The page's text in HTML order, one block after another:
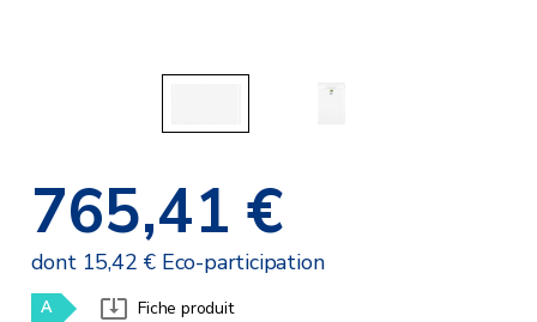
765,41 €
dont 15,42 € Eco-participation
A Fiche produit